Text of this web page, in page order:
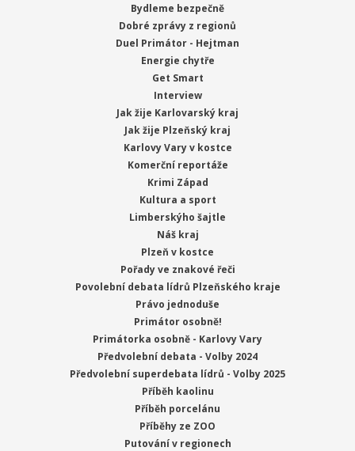
Bydleme bezpečně
Dobré zprávy z regionů
Duel Primátor - Hejtman
Energie chytře
Get Smart
Interview
Jak žije Karlovarský kraj
Jak žije Plzeňský kraj
Karlovy Vary v kostce
Komerční reportáže
Krimi Západ
Kultura a sport
Limberskýho šajtle
Náš kraj
Plzeň v kostce
Pořady ve znakové řeči
Povolební debata lídrů Plzeňského kraje
Právo jednoduše
Primátor osobně!
Primátorka osobně - Karlovy Vary
Předvolební debata - Volby 2024
Předvolební superdebata lídrů - Volby 2025
Příběh kaolinu
Příběh porcelánu
Příběhy ze ZOO
Putování v regionech